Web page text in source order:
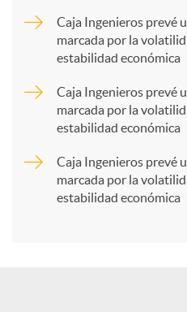
p
Caja Ingenieros prevé
marcada por la
estabilidad económica
Caja Ingenieros prevé
marcada por la
estabilidad económica
Caja Ingenieros prevé
marcada por la
estabilidad económica